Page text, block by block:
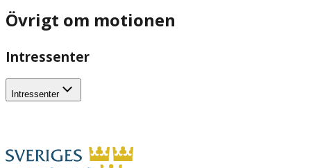
Övrigt om motionen
Intressenter
Intressenter